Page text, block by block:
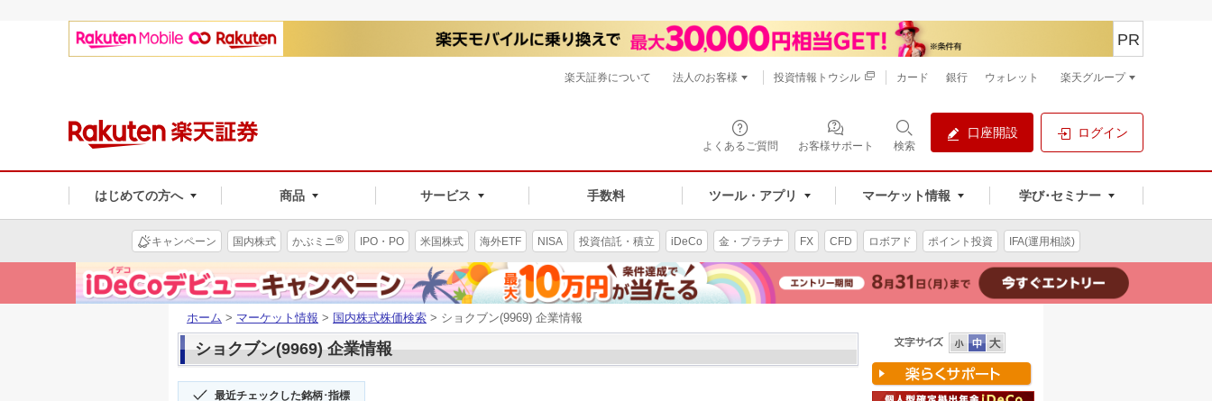
よくあるご質問 お客様サポート 検索
口座開設 ログイン
はじめての方へ 商品 サービス 手数料 ツール・アプリ マーケット情報 学び･セミナー
PR
楽天証券について 法人のお客様 投資情報トウシル カード 銀行 ウォレット 楽天グループ
キャンペーン 国内株式 かぶミニ® IPO・PO 米国株式 海外ETF NISA 投資信託・積立 iDeCo 金・プラチナ FX CFD ロボアド ポイント投資 IFA(運用相談)
ホーム > マーケット情報 > 国内株式株価検索 > ショクブン(9969) 企業情報
ショクブン(9969) 企業情報
最近チェックした銘柄･指標